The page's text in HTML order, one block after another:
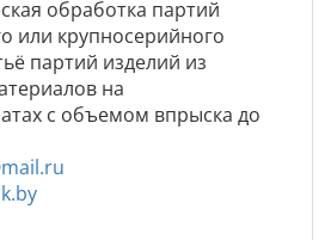
обработка партий
или крупносерийного
партий изделий из
на
с объемом впрыска до